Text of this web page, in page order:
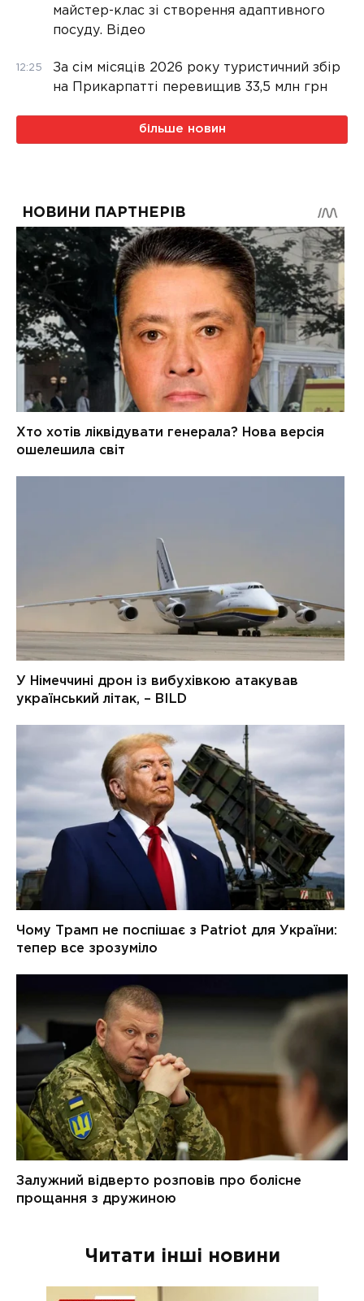
майстер-клас зі створення адаптивного
посуду. Відео
12:25
За сім місяців 2026 року туристичний збір
на Прикарпатті перевищив 33,5 млн грн
більше новин
Читати інші новини